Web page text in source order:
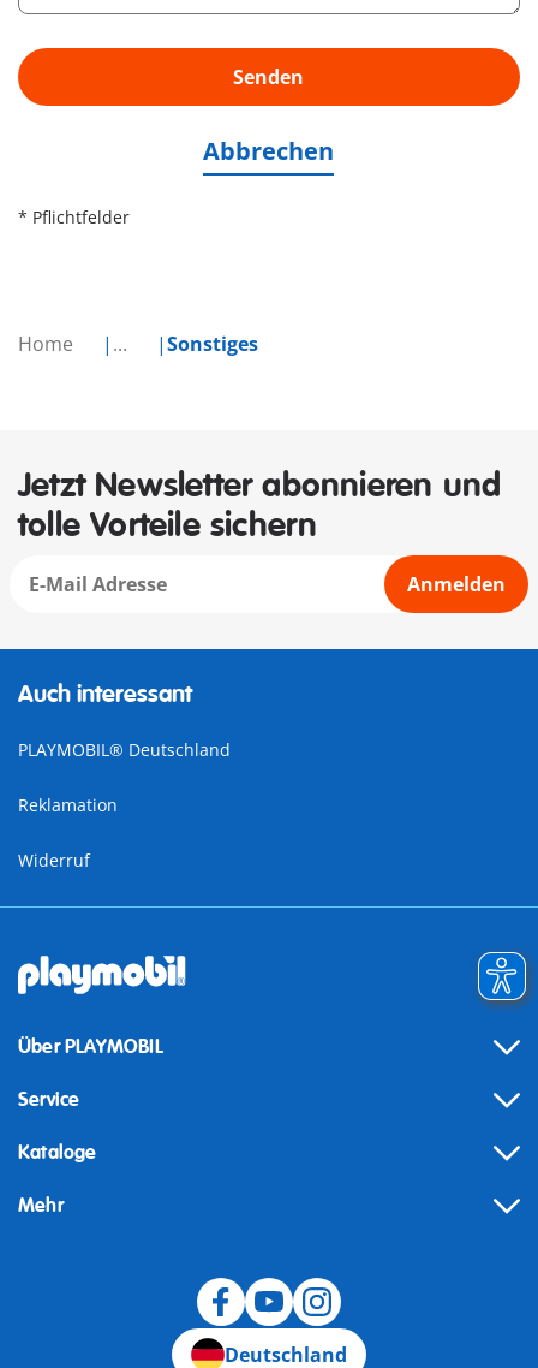
Home ... Sonstiges
Senden
Abbrechen
* Pflichtfelder
Jetzt Newsletter abonnieren und
tolle Vorteile sichern
Anmelden
Auch interessant
PLAYMOBIL® Deutschland
Reklamation
Widerruf
Über PLAYMOBIL
Service
Kataloge
Mehr
Deutschland